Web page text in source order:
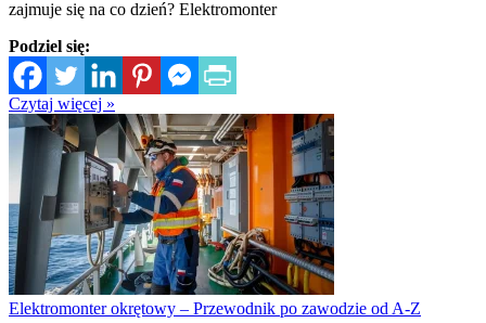
zajmuje się na co dzień? Elektromonter
Podziel się:
Czytaj więcej »
Elektromonter okrętowy – Przewodnik po zawodzie od A-Z